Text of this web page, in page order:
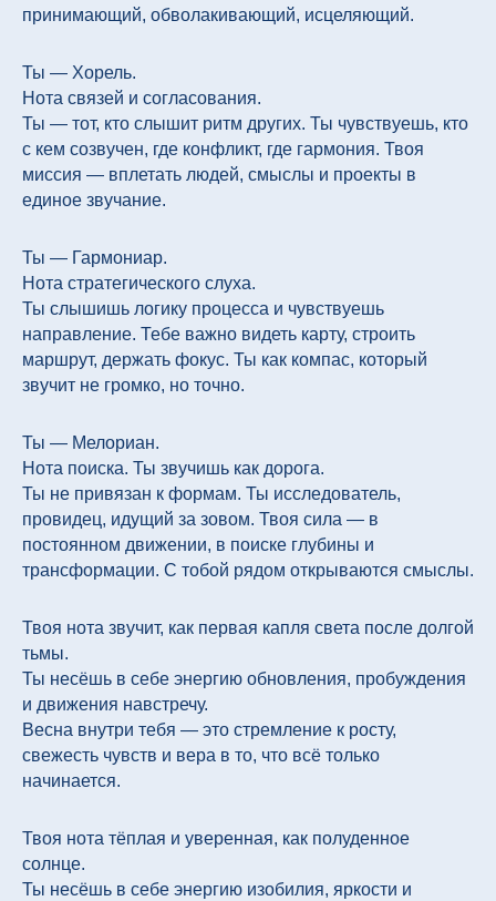
принимающий, обволакивающий, исцеляющий.
Ты — Хорель.
Нота связей и согласования.
Ты — тот, кто слышит ритм других. Ты чувствуешь, кто
с кем созвучен, где конфликт, где гармония. Твоя
миссия — вплетать людей, смыслы и проекты в
единое звучание.
Ты — Гармониар.
Нота стратегического слуха.
Ты слышишь логику процесса и чувствуешь
направление. Тебе важно видеть карту, строить
маршрут, держать фокус. Ты как компас, который
звучит не громко, но точно.
Ты — Мелориан.
Нота поиска. Ты звучишь как дорога.
Ты не привязан к формам. Ты исследователь,
провидец, идущий за зовом. Твоя сила — в
постоянном движении, в поиске глубины и
трансформации. С тобой рядом открываются смыслы.
Твоя нота звучит, как первая капля света после долгой
тьмы.
Ты несёшь в себе энергию обновления, пробуждения
и движения навстречу.
Весна внутри тебя — это стремление к росту,
свежесть чувств и вера в то, что всё только
начинается.
Твоя нота тёплая и уверенная, как полуденное
солнце.
Ты несёшь в себе энергию изобилия, яркости и